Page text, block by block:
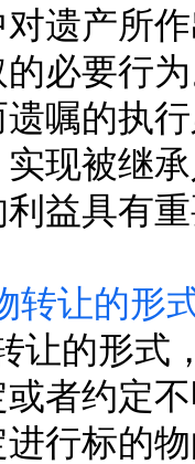
遗产所
必要行
嘱的执
现被继
益具有
转让的形
的形式
者约定
进行标的